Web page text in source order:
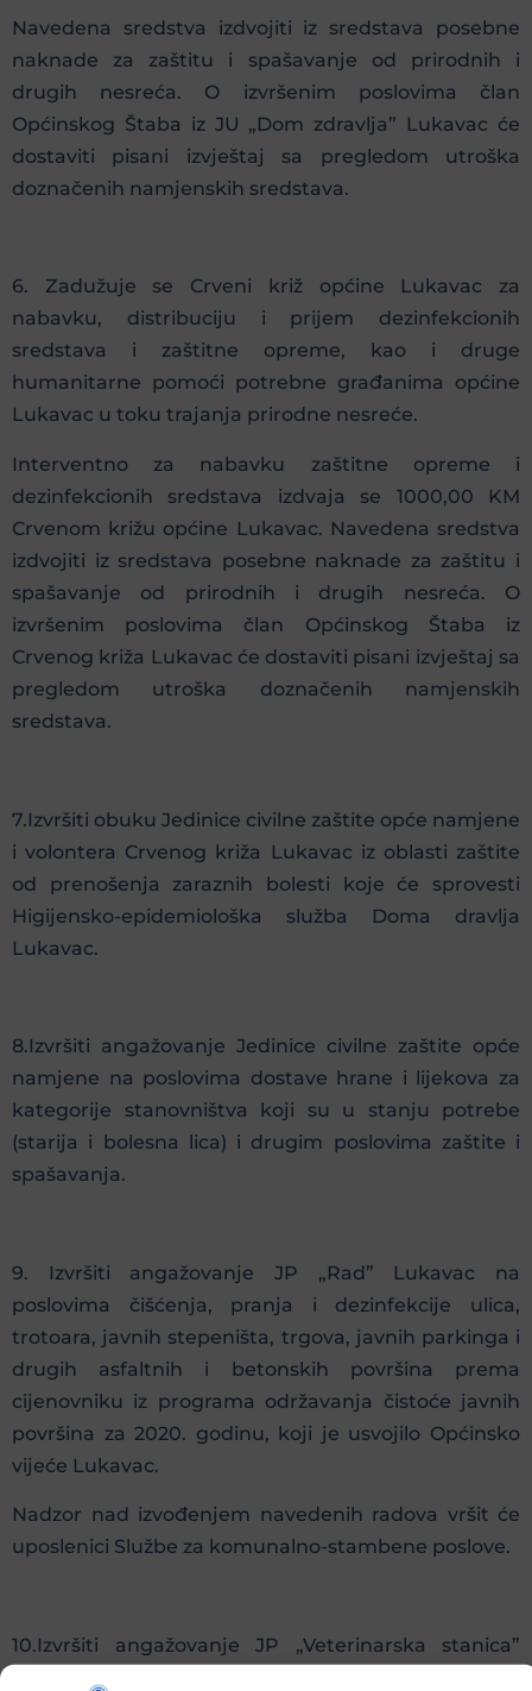
Navedena sredstva izdvojiti iz sredstava posebne
naknade za zaštitu i spašavanje od prirodnih i
drugih nesreća. O izvršenim poslovima član
Općinskog Štaba iz JU „Dom zdravlja” Lukavac će
dostaviti pisani izvještaj sa pregledom utroška
doznačenih namjenskih sredstava.
6. Zadužuje se Crveni križ općine Lukavac za
nabavku, distribuciju i prijem dezinfekcionih
sredstava i zaštitne opreme, kao i druge
humanitarne pomoći potrebne građanima općine
Lukavac u toku trajanja prirodne nesreće.
Interventno za nabavku zaštitne opreme i
dezinfekcionih sredstava izdvaja se 1000,00 KM
Crvenom križu općine Lukavac. Navedena sredstva
izdvojiti iz sredstava posebne naknade za zaštitu i
spašavanje od prirodnih i drugih nesreća. O
izvršenim poslovima član Općinskog Štaba iz
Crvenog križa Lukavac će dostaviti pisani izvještaj sa
pregledom utroška doznačenih namjenskih
sredstava.
7.Izvršiti obuku Jedinice civilne zaštite opće namjene
i volontera Crvenog križa Lukavac iz oblasti zaštite
od prenošenja zaraznih bolesti koje će sprovesti
Higijensko-epidemiološka služba Doma dravlja
Lukavac.
8.Izvršiti angažovanje Jedinice civilne zaštite opće
namjene na poslovima dostave hrane i lijekova za
kategorije stanovništva koji su u stanju potrebe
(starija i bolesna lica) i drugim poslovima zaštite i
spašavanja.
9. Izvršiti angažovanje JP „Rad” Lukavac na
poslovima čišćenja, pranja i dezinfekcije ulica,
trotoara, javnih stepeništa, trgova, javnih parkinga i
drugih asfaltnih i betonskih površina prema
cijenovniku iz programa održavanja čistoće javnih
površina za 2020. godinu, koji je usvojilo Općinsko
vijeće Lukavac.
Nadzor nad izvođenjem navedenih radova vršit će
uposlenici Službe za komunalno-stambene poslove.
10.Izvršiti angažovanje JP „Veterinarska stanica”